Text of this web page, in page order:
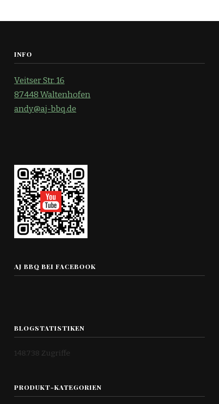
INFO
Veitser Str. 16
87448 Waltenhofen
andy@aj-bbq.de
AJ BBQ BEI FACEBOOK
BLOGSTATISTIKEN
148.738 Zugriffe
PRODUKT-KATEGORIEN